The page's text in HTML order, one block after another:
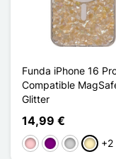
Funda iPhone 16
Compatible
Glitter
14,99 €
RosaPúrpura
PlataOro +2